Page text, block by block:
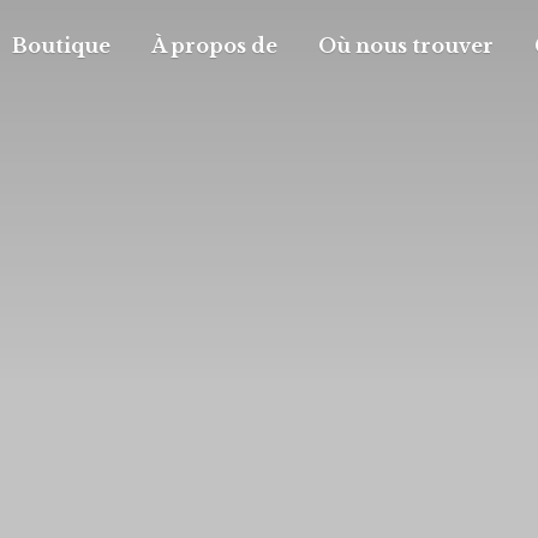
Boutique À propos de Où nous trouver